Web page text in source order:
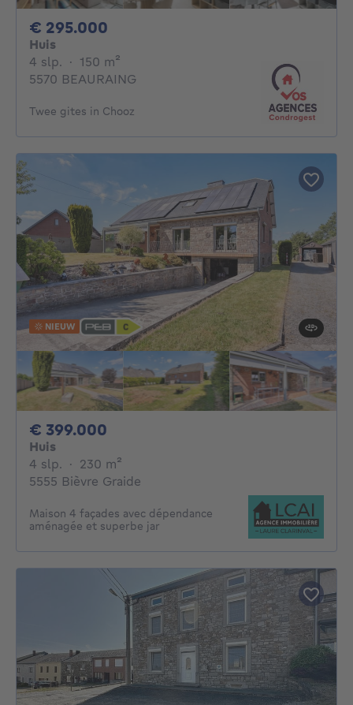
€ 295.000
Huis
4 slp. 4 slaapkamers
· 150 m²
5570 BEAURAING
Twee gites in Chooz
NIEUW
€ 399.000
Huis
4 slp. 4 slaapkamers
· 230 m²
5555 Bièvre Graide
Maison 4 façades avec dépendance
aménagée et superbe jar